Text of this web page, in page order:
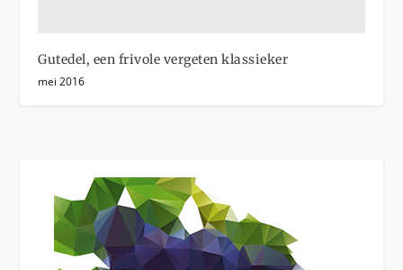
Gutedel, een frivole vergeten klassieker
mei 2016